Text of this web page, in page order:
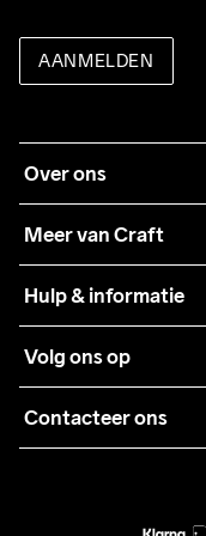
AANMELDEN
Over ons
Meer van Craft
Teamwear
Samenwerkingen
Pers
Hulp & informatie
Algemene voorwaarden
Retour
Volg ons op
Contacteer ons